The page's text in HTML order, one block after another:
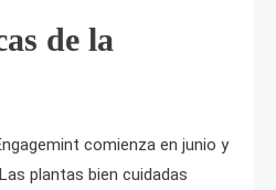
de la
comienza en junio y
plantas bien cuidadas